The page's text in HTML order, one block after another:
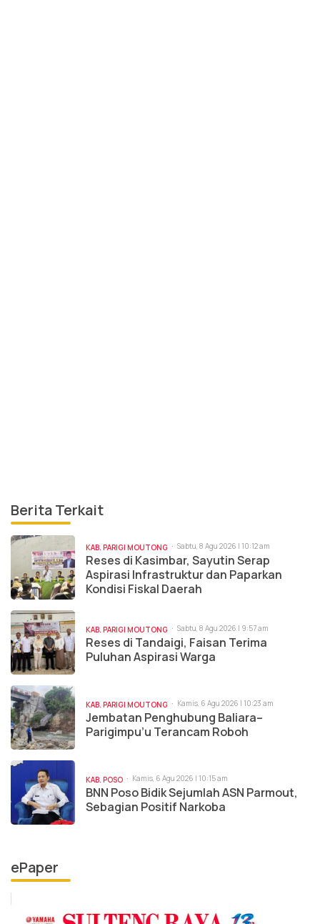
Berita Terkait
KAB. PARIGI MOUTONG Sabtu, 8 Agu 2026 | 10:12 am
Reses di Kasimbar, Sayutin Serap
Aspirasi Infrastruktur dan Paparkan
Kondisi Fiskal Daerah
KAB. PARIGI MOUTONG Sabtu, 8 Agu 2026 | 9:57 am
Reses di Tandaigi, Faisan Terima
Puluhan Aspirasi Warga
KAB. PARIGI MOUTONG Kamis, 6 Agu 2026 | 10:23 am
Jembatan Penghubung Baliara–
Parigimpu’u Terancam Roboh
KAB. POSO Kamis, 6 Agu 2026 | 10:15 am
BNN Poso Bidik Sejumlah ASN Parmout,
Sebagian Positif Narkoba
ePaper